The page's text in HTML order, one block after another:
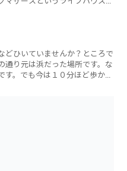
どひいていませんか？ところで
通り元は浜だった場所です。な
。でも今は１０分ほど歩かな